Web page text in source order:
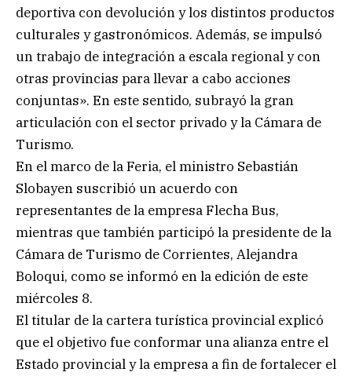
deportiva con devolución y los distintos productos
culturales y gastronómicos. Además, se impulsó
un trabajo de integración a escala regional y con
otras provincias para llevar a cabo acciones
conjuntas». En este sentido, subrayó la gran
articulación con el sector privado y la Cámara de
Turismo.
En el marco de la Feria, el ministro Sebastián
Slobayen suscribió un acuerdo con
representantes de la empresa Flecha Bus,
mientras que también participó la presidente de la
Cámara de Turismo de Corrientes, Alejandra
Boloqui, como se informó en la edición de este
miércoles 8.
El titular de la cartera turística provincial explicó
que el objetivo fue conformar una alianza entre el
Estado provincial y la empresa a fin de fortalecer el